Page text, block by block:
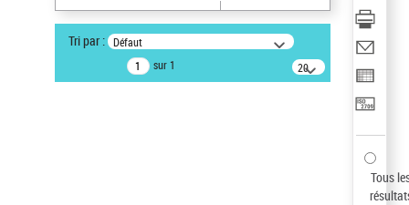
Statut de la notice d’autorité
Notice élémentaire
Sauvegarder votre recherche
Tri par : Défaut
sur 1
20
résultats/page
Tous